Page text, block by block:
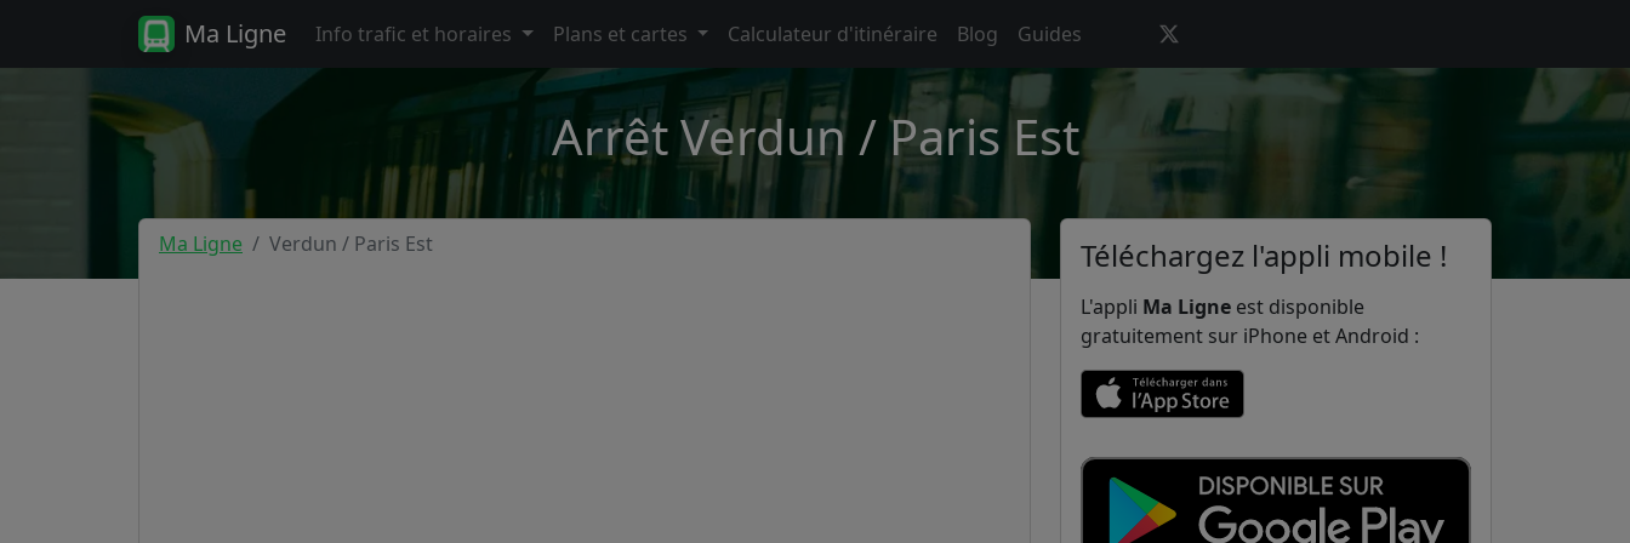
Ma Ligne Info trafic et horaires Plans et cartes Calculateur d'itinéraire Blog Guides
Arrêt Verdun / Paris Est
Ma Ligne Verdun / Paris Est Téléchargez l'appli mobile !
L'appli Ma Ligne est disponible
gratuitement sur iPhone et Android :